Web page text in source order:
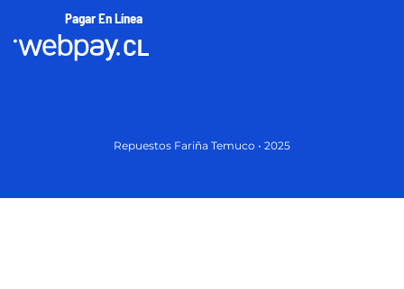
Pagar En Línea
Repuestos Fariña Temuco • 2025